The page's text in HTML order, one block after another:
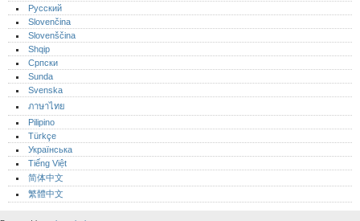
Русский
Slovenčina
Slovenščina
Shqip
Српски
Sunda
Svenska
ภาษาไทย
Pilipino
Türkçe
Українська
Tiếng Việt
简体中文
繁體中文